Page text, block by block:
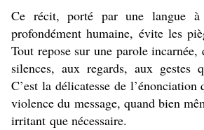
Ce récit, porté par une langue
profondément humaine, évite les
Tout repose sur une parole
silences, aux regards, aux gestes
C’est la délicatesse de
violence du message, quand bien
irritant que nécessaire.